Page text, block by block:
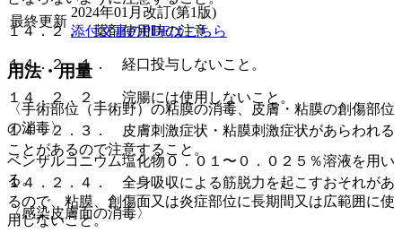
１４．２． 薬剤使用時の注意
１４．２．１． 経口投与しないこと。
１４．２．２． 浣腸には使用しないこと。
１４．２．３． 皮膚刺激症状・粘膜刺激症状があらわれる
ことがあるので注意すること。
１４．２．４． 全身吸収による筋脱力を起こすおそれがあ
るので、粘膜、創傷面又は炎症部位に長期間又は広範囲に使
用しないこと。
最終更新
2024年01月改訂(第1版)
添付文書のPDFはこちら
用法・用量
〈手術部位（手術野）の粘膜の消毒、皮膚・粘膜の創傷部位
の消毒〉
ベンザルコニウム塩化物０．０１〜０．０２５％溶液を用い
る。
〈感染皮膚面の消毒〉